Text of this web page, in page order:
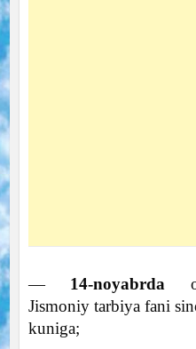
— 14-noyabrda
Jismoniy tarbiya fani
kuniga;